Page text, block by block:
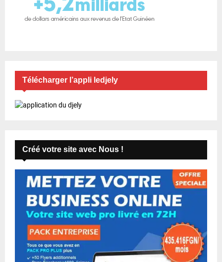
Télécharger l’appli ledjely
Créé votre site avec Nous !